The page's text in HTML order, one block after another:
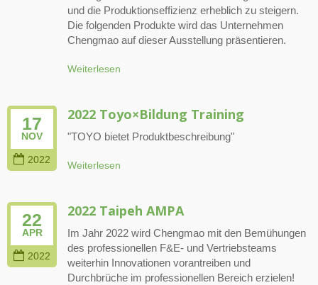
und die Produktionseffizienz erheblich zu steigern.
Die folgenden Produkte wird das Unternehmen
Chengmao auf dieser Ausstellung präsentieren.
Weiterlesen
17
NOV
2022
2022 Toyo×Bildung Training
"TOYO bietet Produktbeschreibung"
Weiterlesen
22
APR
2022
2022 Taipeh AMPA
Im Jahr 2022 wird Chengmao mit den Bemühungen
des professionellen F&E- und Vertriebsteams
weiterhin Innovationen vorantreiben und
Durchbrüche im professionellen Bereich erzielen!